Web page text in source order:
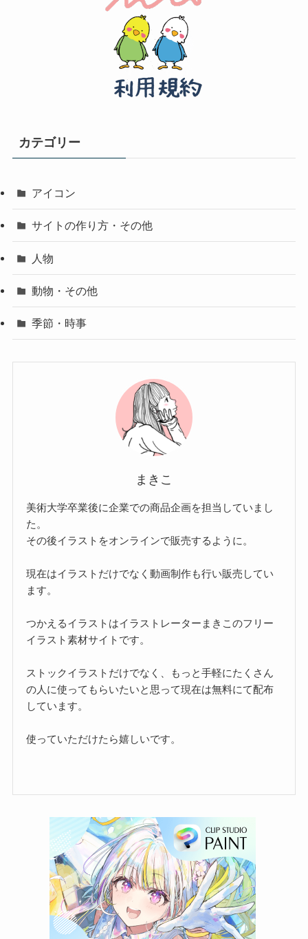
カテゴリー
アイコン
サイトの作り方・その他
人物
動物・その他
季節・時事
まきこ
美術大学卒業後に企業での商品企画を担当していまし
た。
その後イラストをオンラインで販売するように。
現在はイラストだけでなく動画制作も行い販売してい
ます。
つかえるイラストはイラストレーターまきこのフリー
イラスト素材サイトです。
ストックイラストだけでなく、もっと手軽にたくさん
の人に使ってもらいたいと思って現在は無料にて配布
しています。
使っていただけたら嬉しいです。